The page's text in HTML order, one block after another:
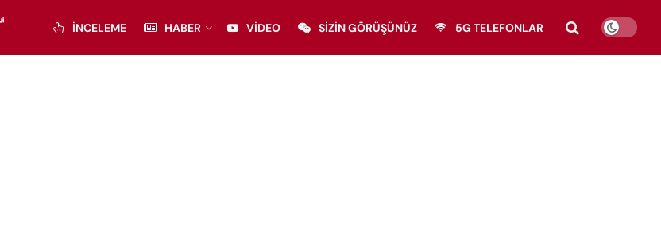
İNCELEME HABER VIDEO SIZIN GÖRÜŞÜNÜZ 5G TELEFONLAR